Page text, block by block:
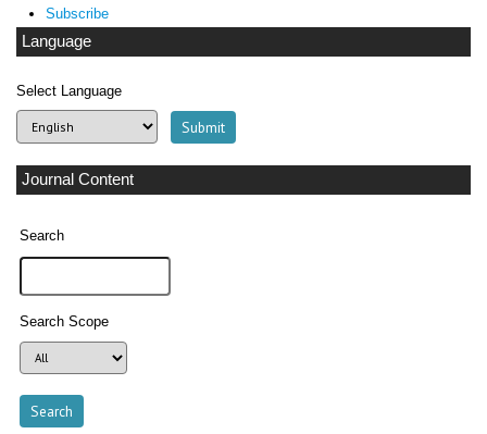
Subscribe
Language
Select Language
Journal Content
Search
Search Scope